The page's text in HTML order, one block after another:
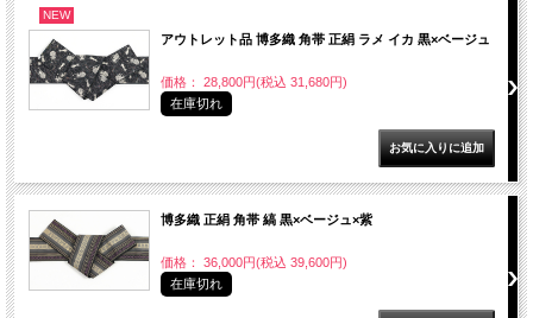
NEW
アウトレット品 博多織 角帯 正絹 ラメ イカ 黒×ベージュ
価格： 28,800円(税込 31,680円)
在庫切れ
博多織 正絹 角帯 縞 黒×ベージュ×紫
価格： 36,000円(税込 39,600円)
在庫切れ